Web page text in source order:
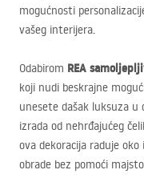
mogućnosti
vašeg interijera.
Odabirom REA
koji nudi beskrajne
unesete dašak luksuza u
izrada od nehrđajućeg
ova dekoracija raduje
obrade bez pomoći